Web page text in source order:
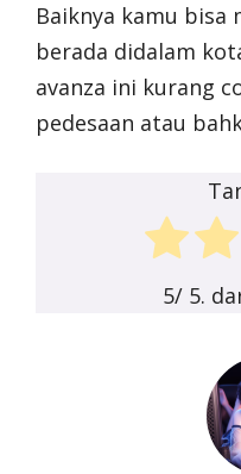
Baiknya kamu bisa
berada didalam
avanza ini kurang
pedesaan atau
5/ 5.